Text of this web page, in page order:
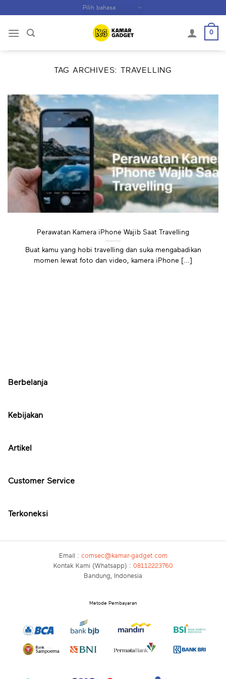
content
0
TAG ARCHIVES:TRAVELLING
Perawatan Kamera iPhone Wajib Saat Travelling
Buat kamu yang hobi travelling dan suka mengabadikan
momen lewat foto dan video, kamera iPhone [...]
Berbelanja
Kebijakan
Artikel
Customer Service
Terkoneksi
Email : comsec@kamar-gadget.com
Kontak Kami (Whatsapp) : 08112223760
Bandung, Indonesia
Metode Pembayaran